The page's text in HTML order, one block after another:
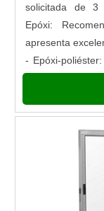
solicitada de 3
Epóxi:
apresenta
- Epóxi-